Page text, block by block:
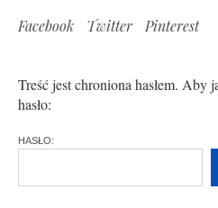
Facebook Twitter Pinterest
Treść jest chroniona hasłem. Aby
hasło:
HASŁO: